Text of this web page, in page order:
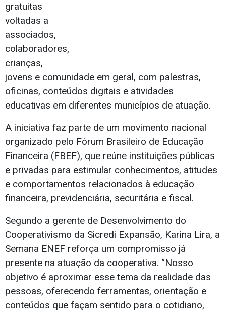
gratuitas
voltadas a
associados,
colaboradores,
crianças,
jovens e comunidade em geral, com palestras,
oficinas, conteúdos digitais e atividades
educativas em diferentes municípios de atuação.
A iniciativa faz parte de um movimento nacional
organizado pelo Fórum Brasileiro de Educação
Financeira (FBEF), que reúne instituições públicas
e privadas para estimular conhecimentos, atitudes
e comportamentos relacionados à educação
financeira, previdenciária, securitária e fiscal.
Segundo a gerente de Desenvolvimento do
Cooperativismo da Sicredi Expansão, Karina Lira, a
Semana ENEF reforça um compromisso já
presente na atuação da cooperativa. “Nosso
objetivo é aproximar esse tema da realidade das
pessoas, oferecendo ferramentas, orientação e
conteúdos que façam sentido para o cotidiano,